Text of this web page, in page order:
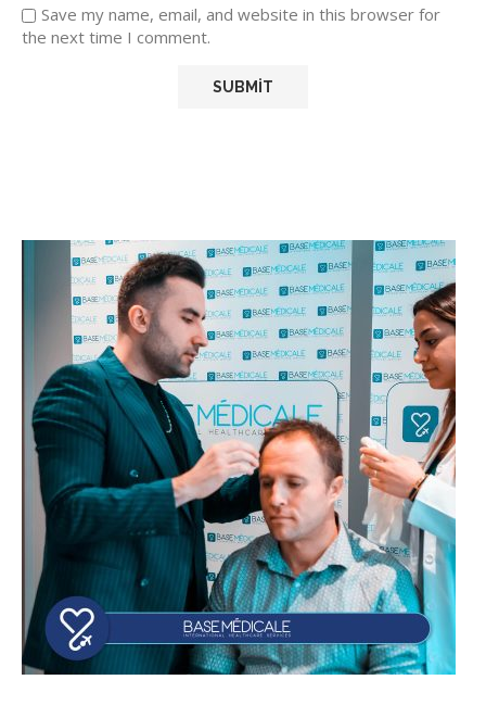
Save my name, email, and website in this browser for
the next time I comment.